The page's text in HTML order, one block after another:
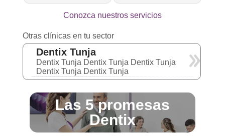
Conozca nuestros servicios
Otras clínicas en tu sector
Dentix Tunja
Dentix Tunja Dentix Tunja Dentix Tunja
Dentix Tunja Dentix Tunja
Las 5 promesas
Dentix